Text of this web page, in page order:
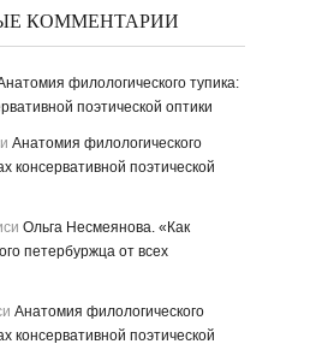
КОММЕНТАРИИ
филологического тупика:
поэтической оптики
Анатомия филологического
консервативной поэтической
Ольга Несмеянова. «Как
петербуржца от всех
Анатомия филологического
консервативной поэтической